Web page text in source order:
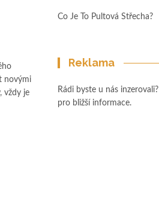
novými
vždy je
Co Je To Pultová Střecha?
Reklama
Rádi byste u nás inzerovali?
pro bližší informace.